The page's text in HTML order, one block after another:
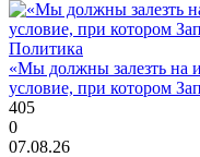
Политика
«Мы должны залезть на
условие, при котором
405
0
07.08.26